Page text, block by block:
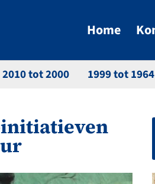
2010 tot 2000 1999 tot 1964
Home
initiatieven